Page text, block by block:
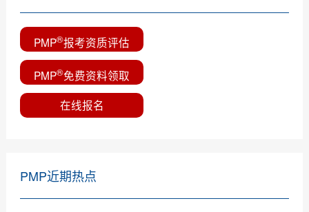
PMP®报考资质评估
PMP®免费资料领取
在线报名
PMP近期热点